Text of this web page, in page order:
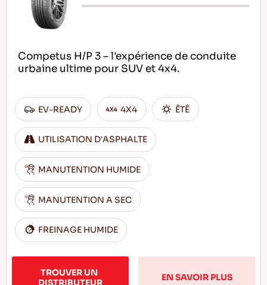
Competus H/P 3 – l'expérience de conduite
urbaine ultime pour SUV et 4x4.
EV-READY 4X4 ÊTÊ
UTILISATION D'ASPHALTE
MANUTENTION HUMIDE
MANUTENTION A SEC
FREINAGE HUMIDE
TROUVER UN
DISTRIBUTEUR
EN SAVOIR PLUS